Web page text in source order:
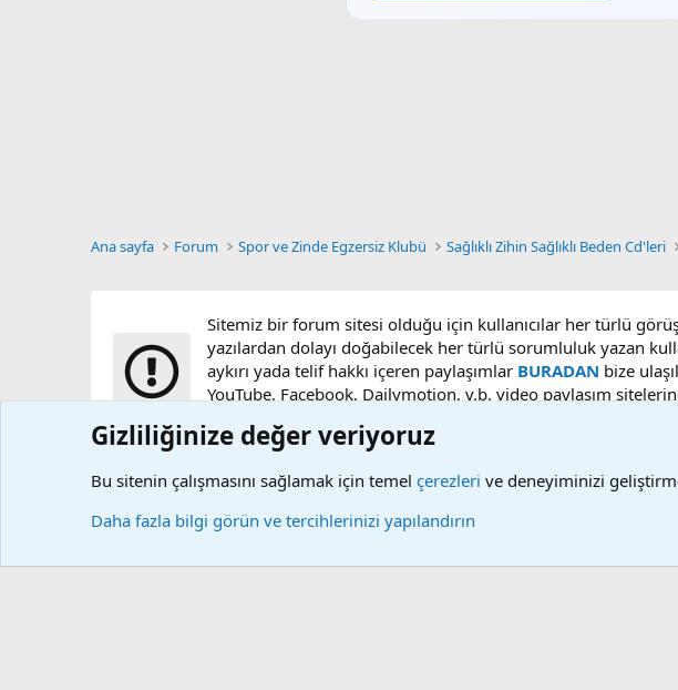
Ana sayfa Forum Spor ve Zinde Egzersiz Klubü Sağlıklı Zihin Sağlıklı Beden Cd'leri
Sitemiz bir forum sitesi olduğu için kullanıcılar her türlü
yazılardan dolayı doğabilecek her türlü sorumluluk yazan
aykırı yada telif hakkı içeren paylaşımlar BURADAN bize
YouTube, Facebook, Dailymotion, v.b. video paylaşım
Çerezler
Gizliliğinize değer veriyoruz
Bu sitenin çalışmasını sağlamak için temel çerezleri ve deneyiminizi
Daha fazla bilgi görün ve tercihlerinizi yapılandırın